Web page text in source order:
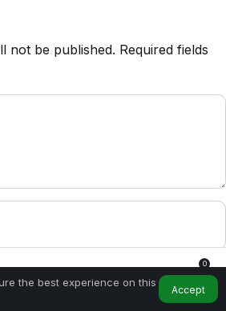
not be published. Required fields
the best experience on this
Accept
My Account Notifications
0